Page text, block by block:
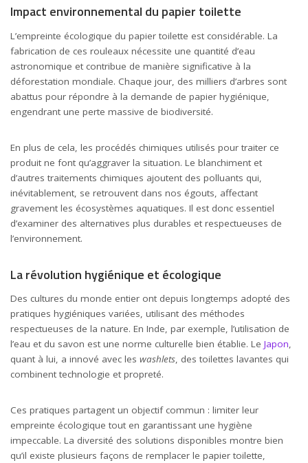
Impact environnemental du papier toilette
L’empreinte écologique du papier toilette est considérable. La
fabrication de ces rouleaux nécessite une quantité d’eau
astronomique et contribue de manière significative à la
déforestation mondiale. Chaque jour, des milliers d’arbres sont
abattus pour répondre à la demande de papier hygiénique,
engendrant une perte massive de biodiversité.
En plus de cela, les procédés chimiques utilisés pour traiter ce
produit ne font qu’aggraver la situation. Le blanchiment et
d’autres traitements chimiques ajoutent des polluants qui,
inévitablement, se retrouvent dans nos égouts, affectant
gravement les écosystèmes aquatiques. Il est donc essentiel
d’examiner des alternatives plus durables et respectueuses de
l’environnement.
La révolution hygiénique et écologique
Des cultures du monde entier ont depuis longtemps adopté des
pratiques hygiéniques variées, utilisant des méthodes
respectueuses de la nature. En Inde, par exemple, l’utilisation de
l’eau et du savon est une norme culturelle bien établie. Le Japon,
quant à lui, a innové avec les washlets, des toilettes lavantes qui
combinent technologie et propreté.
Ces pratiques partagent un objectif commun : limiter leur
empreinte écologique tout en garantissant une hygiène
impeccable. La diversité des solutions disponibles montre bien
qu’il existe plusieurs façons de remplacer le papier toilette,